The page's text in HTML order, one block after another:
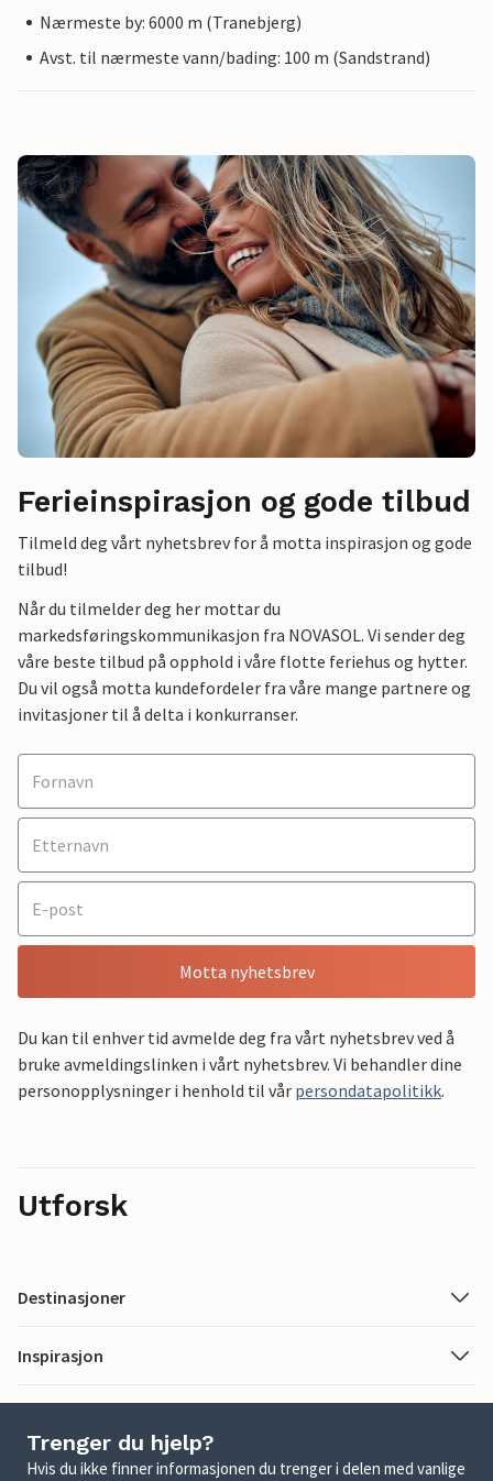
Nærmeste by: 6000 m (Tranebjerg)
Avst. til nærmeste vann/bading: 100 m (Sandstrand)
Ferieinspirasjon og gode tilbud
Tilmeld deg vårt nyhetsbrev for å motta inspirasjon og gode
tilbud!
Når du tilmelder deg her mottar du
markedsføringskommunikasjon fra NOVASOL. Vi sender deg
våre beste tilbud på opphold i våre flotte feriehus og hytter.
Du vil også motta kundefordeler fra våre mange partnere og
invitasjoner til å delta i konkurranser.
Motta nyhetsbrev
Du kan til enhver tid avmelde deg fra vårt nyhetsbrev ved å
bruke avmeldingslinken i vårt nyhetsbrev. Vi behandler dine
personopplysninger i henhold til vår persondatapolitikk.
Utforsk
Destinasjoner
Inspirasjon
Trenger du hjelp?
Hvis du ikke finner informasjonen du trenger i delen med vanlige